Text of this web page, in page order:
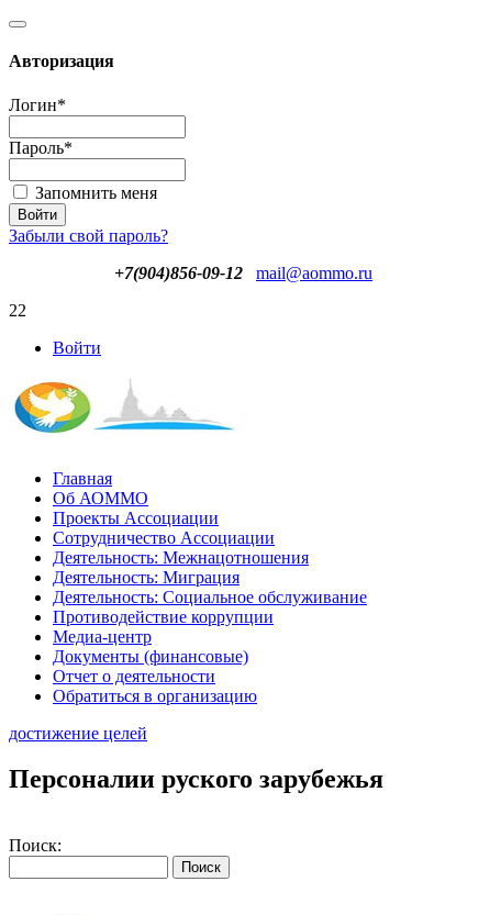
Авторизация
Логин*
Пароль*
Запомнить меня
Забыли свой пароль?
+7(904)856-09-12
mail@aommo.ru
22
Войти
Главная
Об АОММО
Проекты Ассоциации
Сотрудничество Ассоциации
Деятельность: Межнацотношения
Деятельность: Миграция
Деятельность: Социальное обслуживание
Противодействие коррупции
Медиа-центр
Документы (финансовые)
Отчет о деятельности
Обратиться в организацию
достижение целей
Персоналии руского зарубежья
Поиск: